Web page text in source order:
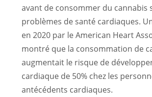
avant de consommer du cannabis
problèmes de santé cardiaques.
en 2020 par le American Heart
montré que la consommation de
augmentait le risque de
cardiaque de 50% chez les
antécédents cardiaques.